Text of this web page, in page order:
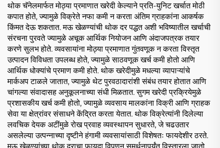
थोक चॅनेलमार्फत मोठ्या प्रमाणात खरेदी केल्याने प्रति-युनिट खर्चात मोठी
कपात होते, ज्यामुळे विक्रेते नफा कमी न करता अंतिम ग्राहकांना आकर्षक
किंमत देऊ शकतात. मऊ खेळण्यांची थोक दर पद्धत अशी भविष्यातील खर्चाची
संरचना पुरवते ज्यामुळे अचूक आर्थिक नियोजन आणि अंदाजपत्रक तयार
करणे सुलभ होते. व्यवसायांना मोठ्या प्रमाणात गुंतवणूक न करता विस्तृत
उत्पादन विविधता उपलब्ध होते, ज्यामुळे साठवणूक खर्च कमी होतो आणि
आर्थिक धोक्यांचे प्रमाण कमी होते. थोक खरेदीमुळे मधल्या व्यापाऱ्यांचे
मार्कअप टाळले जातात, ज्यामुळे थेट पुरवठादारांशी संबंध तयार होतात आणि
चांगल्या संवादासह अनुकूलनाच्या संधी मिळतात. सुगम खरेदी प्रक्रियेमुळे
प्रशासकीय खर्च कमी होतो, ज्यामुळे व्यवसाय मालकांना विक्री आणि ग्राहक
सेवा या क्षेत्रांवर संसाधने केंद्रित करता येतात. थोक विक्रेत्यांनी दिलेल्या
लवचिक देयक अटींमुळे रोख प्रवाह व्यवस्थापन सुधारते, जे चढउतार
असलेल्या उत्पन्नाच्या दृष्टीने हंगामी व्यवसायांसाठी विशेषतः फायदेशीर ठरते.